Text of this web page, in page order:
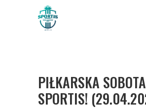
PIŁKARSKA
SPORTIS!